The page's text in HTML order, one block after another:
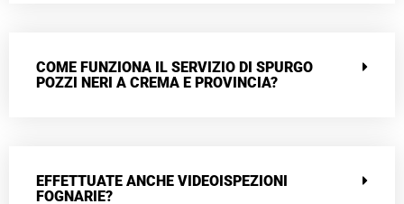
COME FUNZIONA IL SERVIZIO DI SPURGO
POZZI NERI A CREMA E PROVINCIA?
EFFETTUATE ANCHE VIDEOISPEZIONI
FOGNARIE?